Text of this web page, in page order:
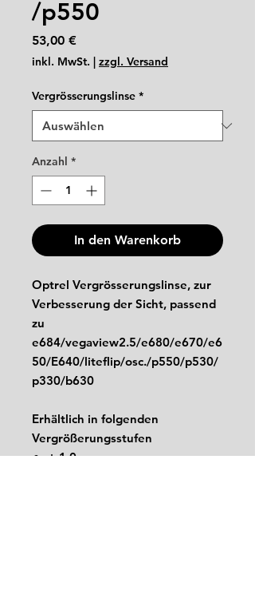
/p550
53,00 €
inkl. MwSt. | zzgl. Versand
Vergrösserungslinse *
Anzahl *
In den Warenkorb
Optrel Vergrösserungslinse, zur
Verbesserung der Sicht, passend
zu
e684/vegaview2.5/e680/e670/e6
50/E640/liteflip/osc./p550/p530/
p330/b630
Erhältlich in folgenden
Vergrößerungsstufen
+ 1,0